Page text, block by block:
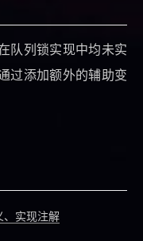
队列锁实现中均未实
过添加额外的辅助变
、实现注解